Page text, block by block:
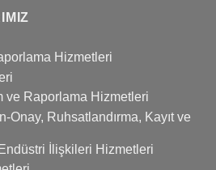
Hizmetleri
ve Raporlama Hizmetleri
Onay, Ruhsatlandırma, Kayıt ve
İlişkileri Hizmetleri